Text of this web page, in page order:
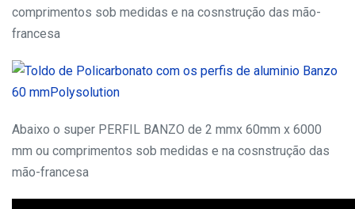
comprimentos sob medidas e na cosnstrução das mão-
francesa
Abaixo o super PERFIL BANZO de 2 mmx 60mm x 6000
mm ou comprimentos sob medidas e na cosnstrução das
mão-francesa